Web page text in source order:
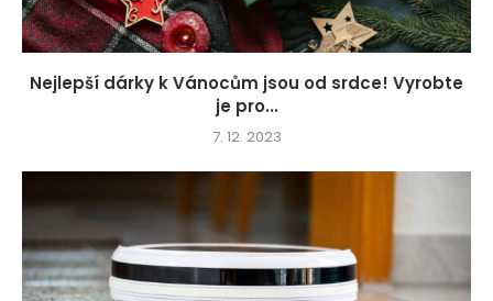
Nejlepší dárky k Vánocům jsou od srdce! Vyrobte
je pro...
7. 12. 2023